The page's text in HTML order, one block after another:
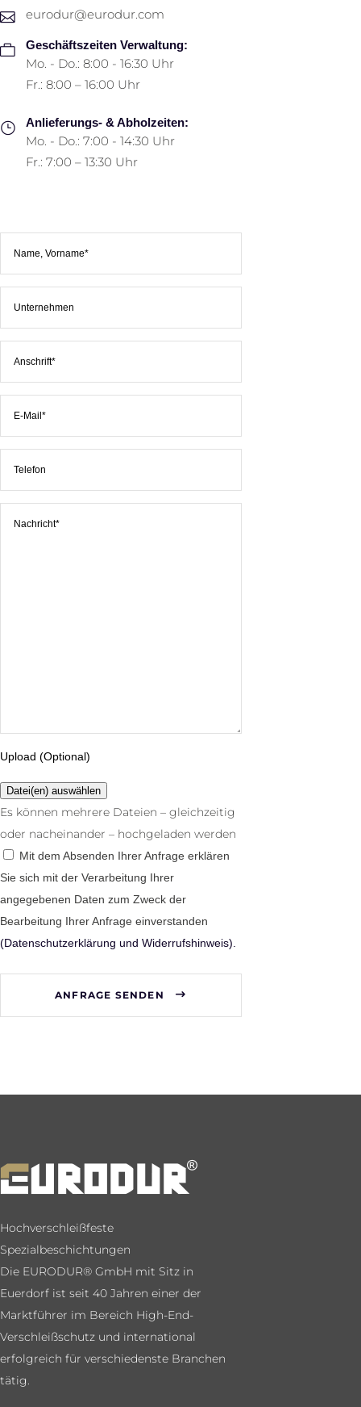
eurodur@eurodur.com
Geschäftszeiten Verwaltung:
Mo. - Do.: 8:00 - 16:30 Uhr
Fr.: 8:00 – 16:00 Uhr
Anlieferungs- & Abholzeiten:
Mo. - Do.: 7:00 - 14:30 Uhr
Fr.: 7:00 – 13:30 Uhr
Upload (Optional)
Es können mehrere Dateien – gleichzeitig
oder nacheinander – hochgeladen werden
Mit dem Absenden Ihrer Anfrage erklären
Sie sich mit der Verarbeitung Ihrer
angegebenen Daten zum Zweck der
Bearbeitung Ihrer Anfrage einverstanden
(Datenschutzerklärung und Widerrufshinweis).
ANFRAGE SENDEN
Hochverschleißfeste
Spezialbeschichtungen
Die EURODUR® GmbH mit Sitz in
Euerdorf ist seit 40 Jahren einer der
Marktführer im Bereich High-End-
Verschleißschutz und international
erfolgreich für verschiedenste Branchen
tätig.